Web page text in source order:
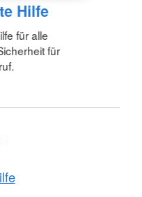
Hilfe
für alle
für